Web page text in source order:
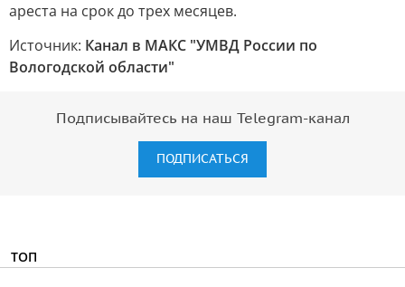
ареста на срок до трех месяцев.
Источник: Канал в МАКС "УМВД России по
Вологодской области"
Подписывайтесь на наш Telegram-канал
ПОДПИСАТЬСЯ
ТОП